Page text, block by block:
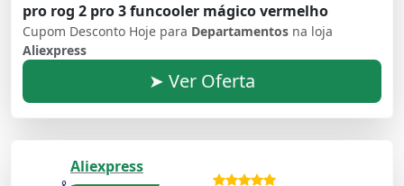
pro rog 2 pro 3 funcooler mágico vermelho
Cupom Desconto Hoje para Departamentos na loja
Aliexpress
➤ Ver Oferta
Aliexpress